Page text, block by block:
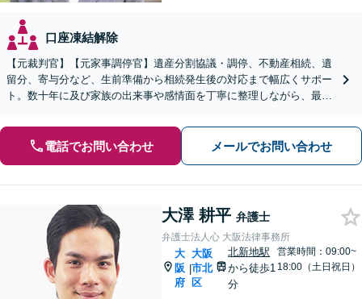
口座凍結解除
【元裁判官】【元家事調停官】遺産分割協議・調停、不動産相続、遺
留分、寄与分など、生前準備から相続発生後の対応まで幅広くサポー
ト。数十年に及び家族の出来事や感情面を丁寧に整理しながら、最適
電話でお問い合わせ メールでお問い合わせ
大澤 耕平 弁護士
弁護士法人心 大阪法律事務所
大
阪
府
|
大阪
市北
区
北新地駅
から徒歩1
分
営業時間：09:00~
18:00（土日祝日）